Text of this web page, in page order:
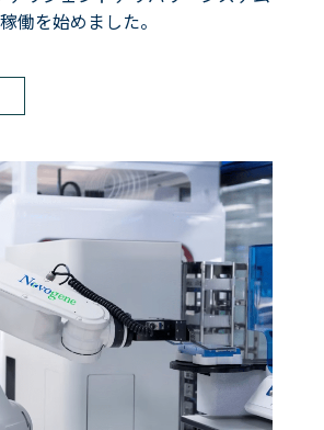
たなスタンダードを定
年に、NGS業界において初と
テリジェントデリバリーシステム